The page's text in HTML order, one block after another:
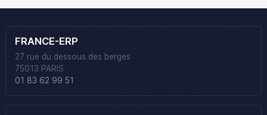
FRANCE-ERP
27 rue du dessous des berges
75013 PARIS
01 83 62 99 51